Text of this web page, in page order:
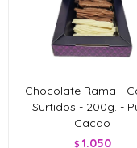
Chocolate Rama -
Surtidos - 200g. -
Cacao
$ 1.050